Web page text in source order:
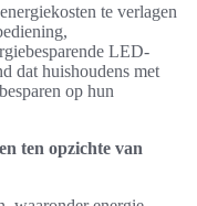
te verlagen
LED-
dat huishoudens met
op hun
ten opzichte van